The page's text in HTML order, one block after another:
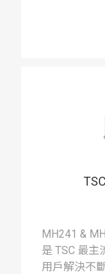
MH241 &
是 TSC 最
用戶解決不